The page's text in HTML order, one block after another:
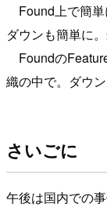
Found上で簡単
ダウンも簡単に
Foundの
織の中で。ダウ
さいごに
午後は国内での